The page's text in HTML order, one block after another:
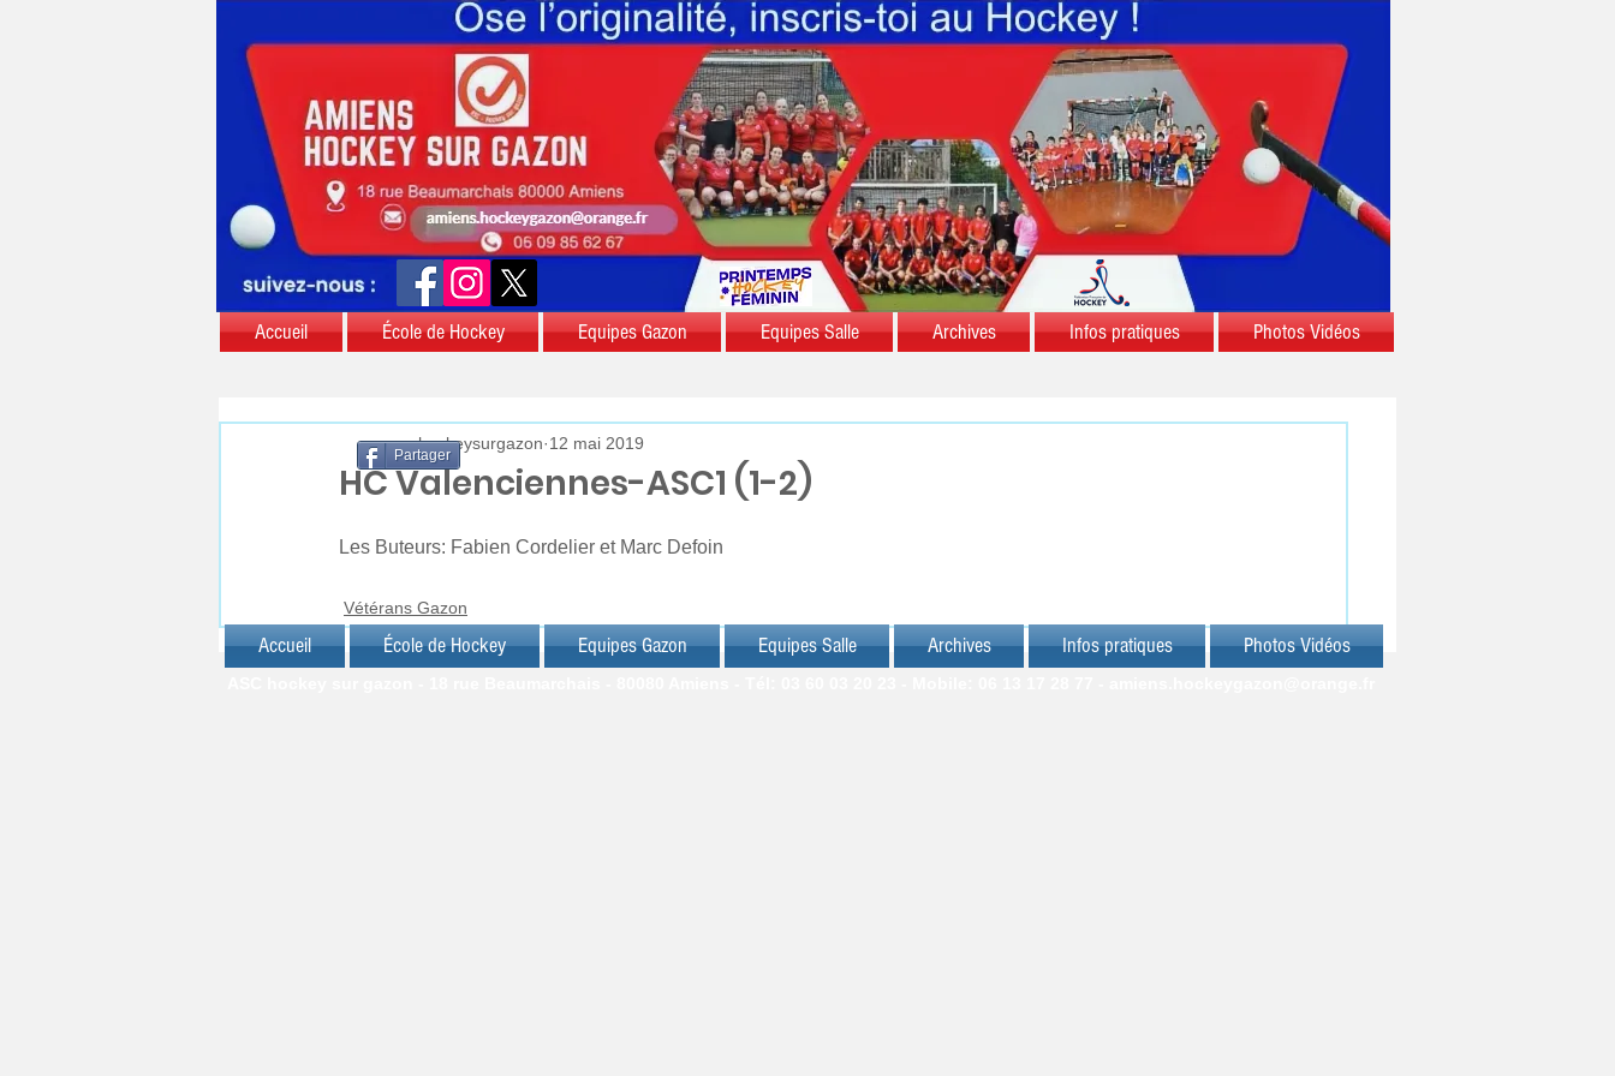
Accueil École de Hockey Equipes Gazon Equipes Salle Archives Infos pratiques Photos Vidéos
HC Valenciennes-ASC1 (1-2)
aschockeysurgazon 12 mai 2019
Les Buteurs: Fabien Cordelier et Marc Defoin
Vétérans Gazon
Partager
Accueil École de Hockey Equipes Gazon Equipes Salle Archives Infos pratiques Photos Vidéos